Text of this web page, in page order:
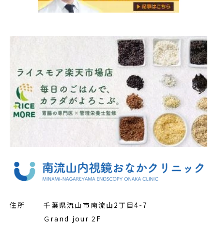
住所
千葉県流山市南流山2丁目4-7
Ｇrand jour 2F